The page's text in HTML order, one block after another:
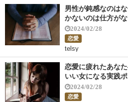
男性が鈍感なのは
かないのは仕方が
2024/02/28
恋愛
telsy
恋愛に疲れたあな
いい女になる実践
2024/02/28
恋愛